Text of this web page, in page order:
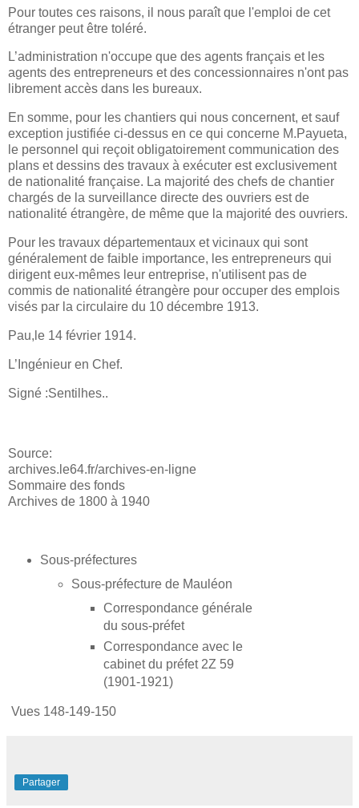
Pour toutes ces raisons, il nous paraît que l'emploi de cet
étranger peut être toléré.
L’administration n'occupe que des agents français et les
agents des entrepreneurs et des concessionnaires n'ont pas
librement accès dans les bureaux.
En somme, pour les chantiers qui nous concernent, et sauf
exception justifiée ci-dessus en ce qui concerne M.Payueta,
le personnel qui reçoit obligatoirement communication des
plans et dessins des travaux à exécuter est exclusivement
de nationalité française. La majorité des chefs de chantier
chargés de la surveillance directe des ouvriers est de
nationalité étrangère, de même que la majorité des ouvriers.
Pour les travaux départementaux et vicinaux qui sont
généralement de faible importance, les entrepreneurs qui
dirigent eux-mêmes leur entreprise, n'utilisent pas de
commis de nationalité étrangère pour occuper des emplois
visés par la circulaire du 10 décembre 1913.
Pau,le 14 février 1914.
L’Ingénieur en Chef.
Signé :Sentilhes..
Source:
archives.le64.fr/archives-en-ligne
Sommaire des fonds
Archives de 1800 à 1940
Sous-préfectures
Sous-préfecture de Mauléon
Correspondance générale
du sous-préfet
Correspondance avec le
cabinet du préfet 2Z 59
(1901-1921)
Vues 148-149-150
Partager